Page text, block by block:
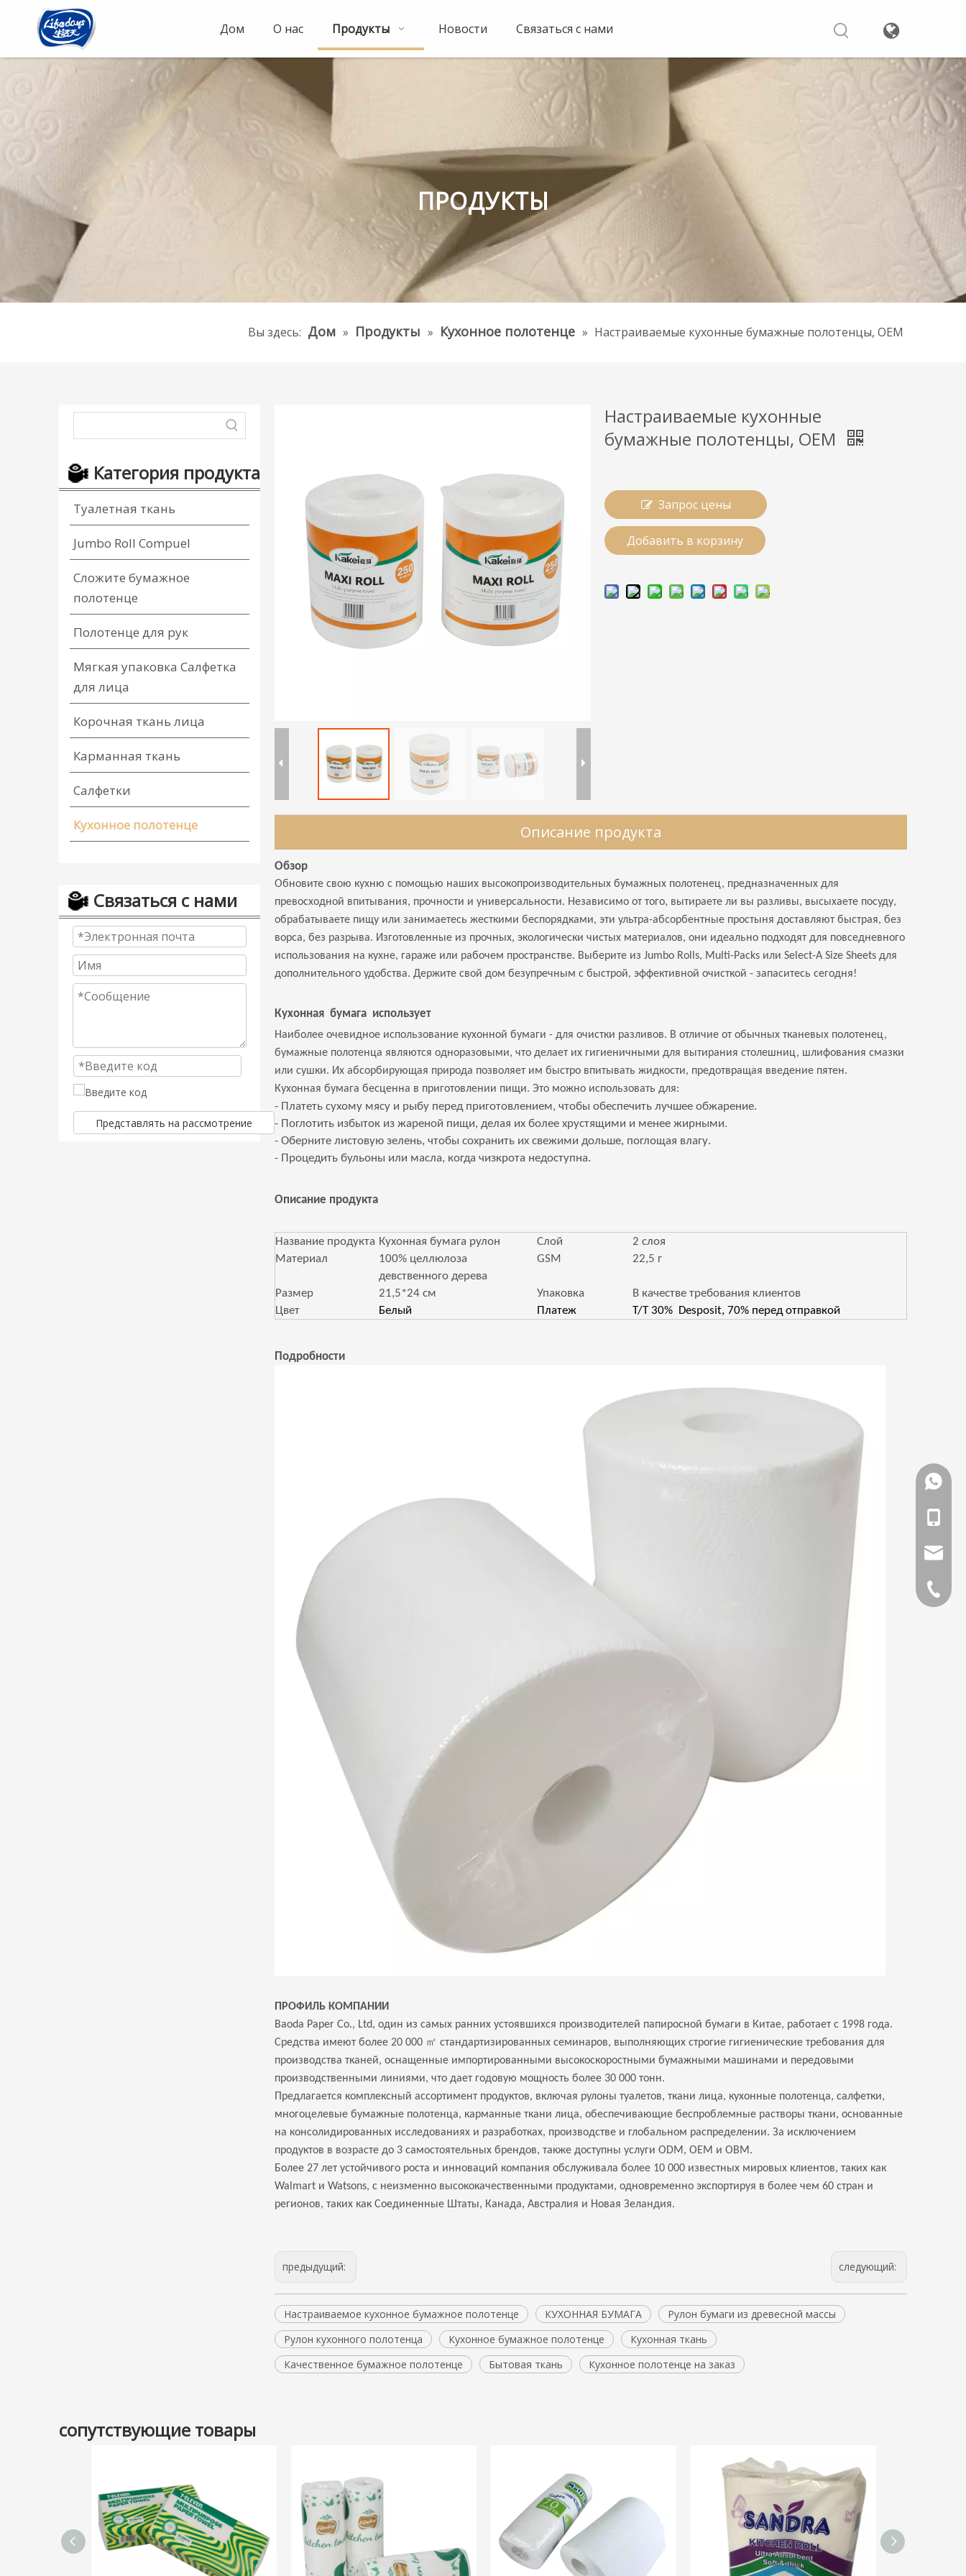
Дом О нас Продукты Новости Связаться с нами
ПРОДУКТЫ
Вы здесь: Дом » Продукты » Кухонное полотенце » Настраиваемые кухонные бумажные полотенцы, OEM
Категория продукта
Туалетная ткань
Jumbo Roll Compuel
Сложите бумажное
полотенце
Полотенце для рук
Мягкая упаковка Салфетка
для лица
Корочная ткань лица
Карманная ткань
Салфетки
Кухонное полотенце
Связаться с нами
Представлять на рассмотрение
Настраиваемые кухонные
бумажные полотенцы, OEM
Запрос цены
Добавить в корзину
Описание продукта
Обзор
Обновите свою кухню с помощью наших высокопроизводительных бумажных полотенец, предназначенных для
превосходной впитывания, прочности и универсальности. Независимо от того, вытираете ли вы разливы, высыхаете посуду,
обрабатываете пищу или занимаетесь жесткими беспорядками, эти ультра-абсорбентные простыня доставляют быстрая, без
ворса, без разрыва. Изготовленные из прочных, экологически чистых материалов, они идеально подходят для повседневного
использования на кухне, гараже или рабочем пространстве. Выберите из Jumbo Rolls, Multi-Packs или Select-A Size Sheets для
дополнительного удобства. Держите свой дом безупречным с быстрой, эффективной очисткой - запаситесь сегодня!
Кухонная бумага использует
Наиболее очевидное использование кухонной бумаги - для очистки разливов. В отличие от обычных тканевых полотенец,
бумажные полотенца являются одноразовыми, что делает их гигиеничными для вытирания столешниц, шлифования смазки
или сушки. Их абсорбирующая природа позволяет им быстро впитывать жидкости, предотвращая введение пятен.
Кухонная бумага бесценна в приготовлении пищи. Это можно использовать для:
- Платеть сухому мясу и рыбу перед приготовлением, чтобы обеспечить лучшее обжарение.
- Поглотить избыток из жареной пищи, делая их более хрустящими и менее жирными.
- Оберните листовую зелень, чтобы сохранить их свежими дольше, поглощая влагу.
- Процедить бульоны или масла, когда чизкрота недоступна.
Описание продукта
Название продукта Кухонная бумага рулон Слой
2 слоя
Материал
100% целлюлоза
девственного дерева
GSM 22,5 г
Размер 21,5*24 см Упаковка
В качестве требования клиентов
Цвет
Белый Платеж T/T 30% Desposit, 70% перед отправкой
Подробности
ПРОФИЛЬ КОМПАНИИ
Baoda Paper Co., Ltd, один из самых ранних устоявшихся производителей папиросной бумаги в Китае, работает с 1998 года.
Средства имеют более 20 000 ㎡ стандартизированных семинаров, выполняющих строгие гигиенические требования для
производства тканей, оснащенные импортированными высокоскоростными бумажными машинами и передовыми
производственными линиями, что дает годовую мощность более 30 000 тонн.
Предлагается комплексный ассортимент продуктов, включая рулоны туалетов, ткани лица, кухонные полотенца, салфетки,
многоцелевые бумажные полотенца, карманные ткани лица, обеспечивающие беспроблемные растворы ткани, основанные
на консолидированных исследованиях и разработках, производстве и глобальном распределении. За исключением
продуктов в возрасте до 3 самостоятельных брендов, также доступны услуги ODM, OEM и OBM.
Более 27 лет устойчивого роста и инноваций компания обслуживала более 10 000 известных мировых клиентов, таких как
Walmart и Watsons, с неизменно высококачественными продуктами, одновременно экспортируя в более чем 60 стран и
регионов, таких как Соединенные Штаты, Канада, Австралия и Новая Зеландия.
предыдущий: следующий:
Настраиваемое кухонное бумажное полотенце КУХОННАЯ БУМАГА
Рулон бумаги из древесной массы
Рулон кухонного полотенца
Кухонное бумажное полотенце
Кухонная ткань
Качественное бумажное полотенце
Бытовая ткань Кухонное полотенце на заказ
сопутствующие товары
Тел.